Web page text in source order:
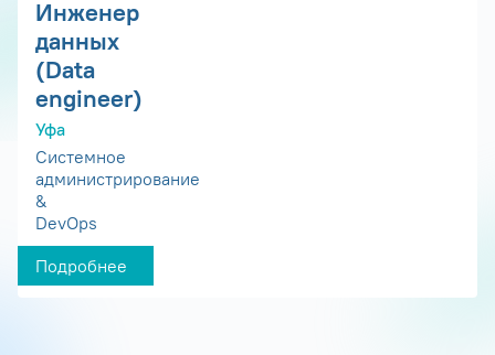
Инженер
данных
(Data
engineer)
Уфа
Системное
администрирование
&
DevOps
Подробнее